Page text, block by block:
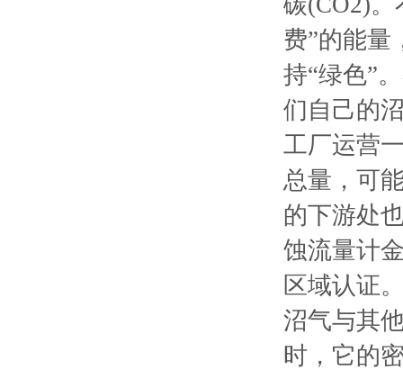
费”的能量
持“绿色”
们自己的
工厂运营
总量，可
的下游处
蚀流量计
区域认证
沼气与其
时，它的